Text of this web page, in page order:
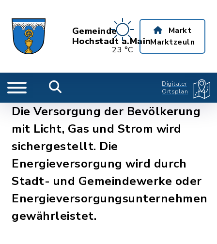
Gemeinde
Hochstadt a.Main
23 °C
Markt
Marktzeuln
Digitaler
Ortsplan
Die Versorgung der Bevölkerung
mit Licht, Gas und Strom wird
sichergestellt. Die
Energieversorgung wird durch
Stadt- und Gemeindewerke oder
Energieversorgungsunternehmen
gewährleistet.